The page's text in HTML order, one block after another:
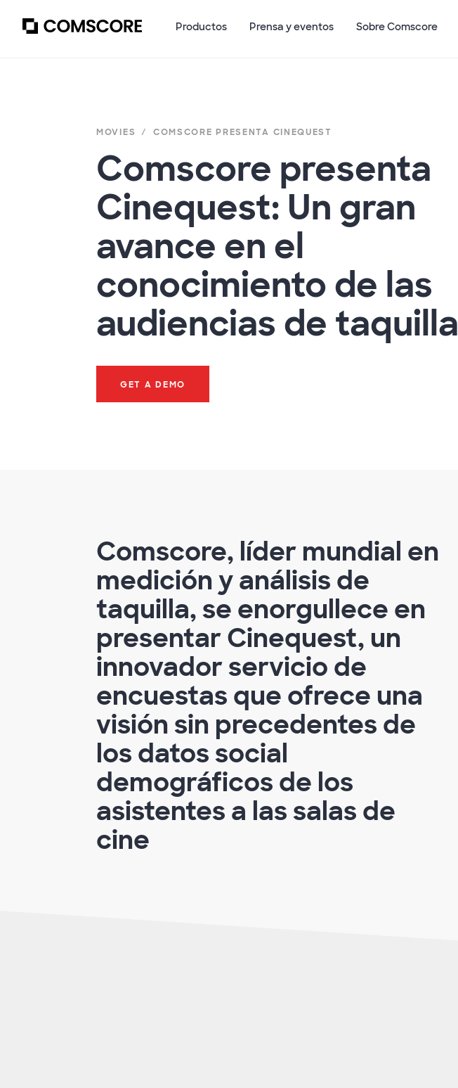
Productos Prensa y eventos Sobre Comscore
MOVIES COMSCORE PRESENTA CINEQUEST
Comscore presenta
Cinequest: Un gran
avance en el
conocimiento de las
audiencias de taquilla
GET A DEMO
Comscore, líder mundial en
medición y análisis de
taquilla, se enorgullece en
presentar Cinequest, un
innovador servicio de
encuestas que ofrece una
visión sin precedentes de
los datos social
demográficos de los
asistentes a las salas de
cine